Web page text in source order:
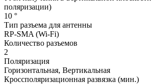
поляризации)
10 °
Тип разъема для антенны
RP-SMA (Wi-Fi)
Количество разъемов
2
Поляризация
Горизонтальная, Вертикальная
Кроссполяризационная развязка (мин.)